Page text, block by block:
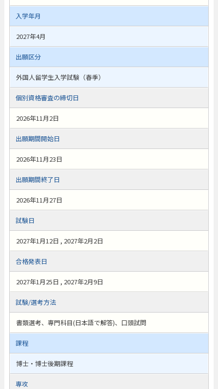
入学年月
2027年4月
出願区分
外国人留学生入学試験（春季）
個別資格審査の締切日
2026年11月2日
出願期間開始日
2026年11月23日
出願期間終了日
2026年11月27日
試験日
2027年1月12日 , 2027年2月2日
合格発表日
2027年1月25日 , 2027年2月9日
試験/選考方法
書類選考、専門科目(日本語で解答)、口頭試問
課程
博士・博士後期課程
専攻